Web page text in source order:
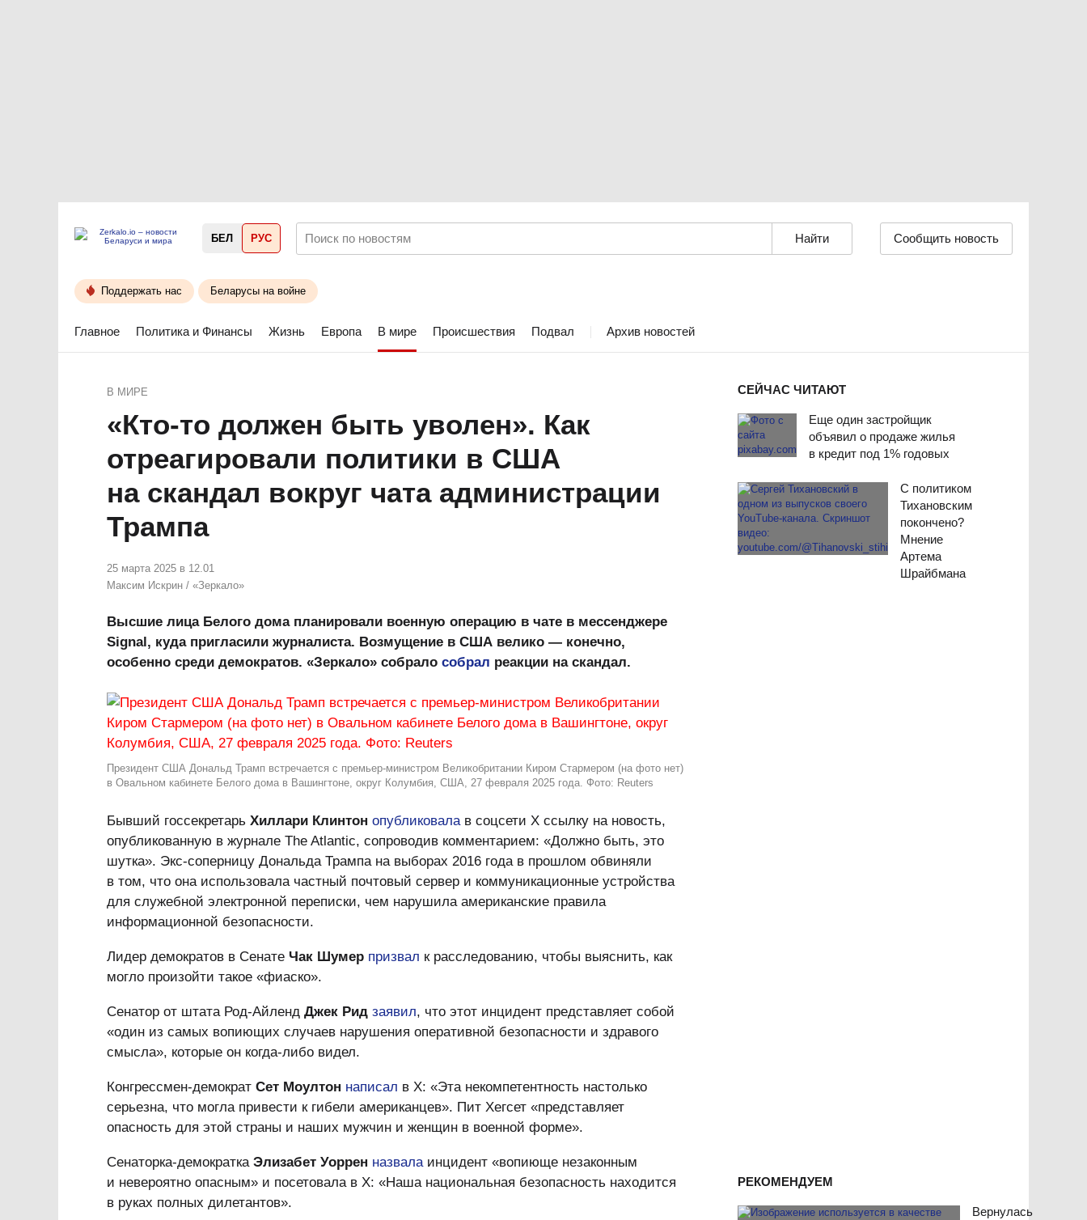
БЕЛ РУС Сообщить новость
Поддержать нас Беларусы на войне
Главное Политика и Финансы Жизнь Европа В мире Происшествия Подвал Архив новостей
СЕЙЧАС ЧИТАЮТ
Еще один застройщик
объявил о продаже жилья
в кредит под 1% годовых
С политиком
Тихановским
покончено?
Мнение
Артема
Шрайбмана
РЕКОМЕНДУЕМ
Вернулась
В МИРЕ
«Кто-то должен быть уволен». Как
отреагировали политики в США
на скандал вокруг чата администрации
Трампа
25 марта 2025 в 12.01
Максим Искрин / «Зеркало»
Высшие лица Белого дома планировали военную операцию в чате в мессенджере
Signal, куда пригласили журналиста. Возмущение в США велико — конечно,
особенно среди демократов. «Зеркало» собрало собрал реакции на скандал.
Президент США Дональд Трамп встречается с премьер-министром Великобритании Киром Стармером (на фото нет)
в Овальном кабинете Белого дома в Вашингтоне, округ Колумбия, США, 27 февраля 2025 года. Фото: Reuters
Бывший госсекретарь Хиллари Клинтон опубликовалав соцсети Х ссылку на новость,
опубликованную в журнале The Atlantic, сопроводив комментарием: «Должно быть, это
шутка». Экс-соперницу Дональда Трампа на выборах 2016 года в прошлом обвиняли
в том, что она использовала частный почтовый сервер и коммуникационные устройства
для служебной электронной переписки, чем нарушила американские правила
информационной безопасности.
Лидер демократов в Сенате Чак Шумер призвал к расследованию, чтобы выяснить, как
могло произойти такое «фиаско».
Сенатор от штата Род-Айленд Джек Рид заявил, что этот инцидент представляет собой
«один из самых вопиющих случаев нарушения оперативной безопасности и здравого
смысла», которые он когда-либо видел.
Конгрессмен-демократ Сет Моултон написал в Х: «Эта некомпетентность настолько
серьезна, что могла привести к гибели американцев». Пит Хегсет «представляет
опасность для этой страны и наших мужчин и женщин в военной форме».
Сенаторка-демократка Элизабет Уоррен назвалаинцидент «вопиюще незаконным
и невероятно опасным» и посетовала в Х: «Наша национальная безопасность находится
в руках полных дилетантов».